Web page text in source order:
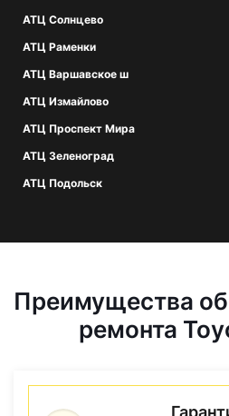
АТЦ Солнцево
АТЦ Раменки
АТЦ Варшавское ш
АТЦ Измайлово
АТЦ Проспект Мира
АТЦ Зеленоград
АТЦ Подольск
Преимущества
ремонта